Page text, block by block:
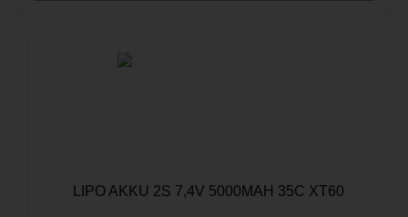
LIPO AKKU 2S 7,4V 5000MAH 35C XT60